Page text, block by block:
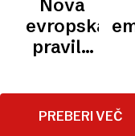
varnosti
dezodorant
pri nas
priljubljene
»shujšal«
Nova
evropska
pravila
embalaži
PREBERI VEČ